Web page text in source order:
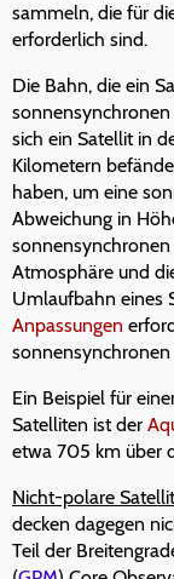
sammeln, die für
erforderlich sind.
Die Bahn, die ein
sich ein Satellit in
Kilometern
haben, um eine
Abweichung in
Atmosphäre und
Umlaufbahn eines
Anpassungen
Ein Beispiel für
Satelliten ist der
etwa 705 km über
Nicht-polare
decken dagegen
Teil der